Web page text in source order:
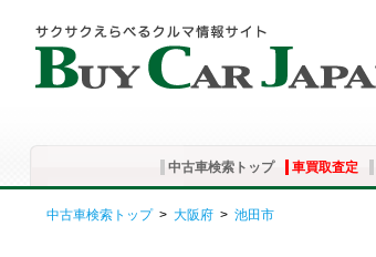
中古車検索トップ 車買取査定
中古車検索トップ> 大阪府 > 池田市